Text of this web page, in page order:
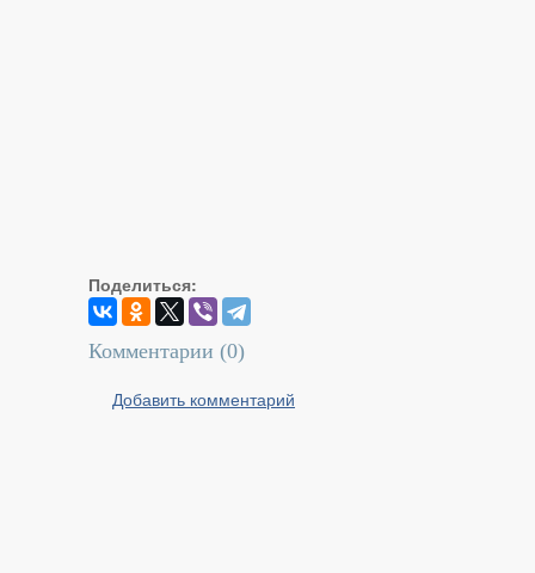
Поделиться:
Комментарии (0)
Добавить комментарий